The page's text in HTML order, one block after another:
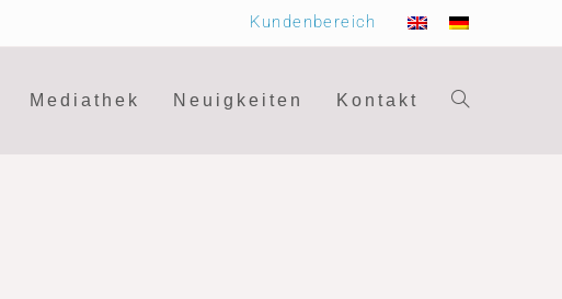
Kundenbereich
Mediathek Neuigkeiten Kontakt